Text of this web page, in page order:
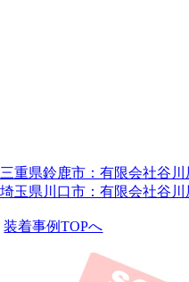
三重県鈴鹿市：有限会社谷川
埼玉県川口市：有限会社谷
装着事例TOPへ